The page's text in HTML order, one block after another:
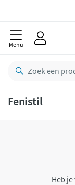
Menu
Fenistil
Heb